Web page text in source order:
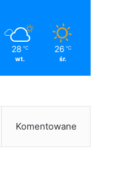
28 ℃
wt.
26 ℃
śr.
Komentowane